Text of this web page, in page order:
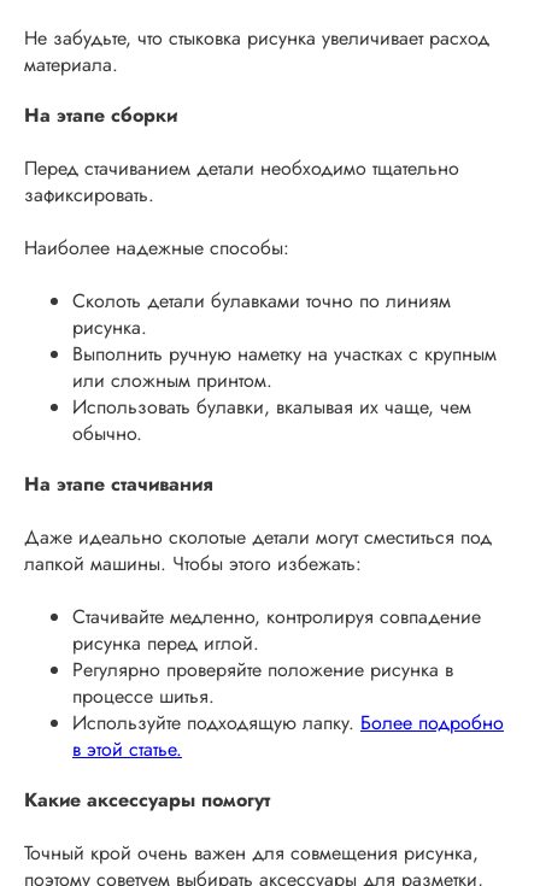
Не забудьте, что стыковка рисунка увеличивает расход
материала.
На этапе сборки
Перед стачиванием детали необходимо тщательно
зафиксировать.
Наиболее надежные способы:
Сколоть детали булавками точно по линиям
рисунка.
Выполнить ручную наметку на участках с крупным
или сложным принтом.
Использовать булавки, вкалывая их чаще, чем
обычно.
На этапе стачивания
Даже идеально сколотые детали могут сместиться под
лапкой машины. Чтобы этого избежать:
Стачивайте медленно, контролируя совпадение
рисунка перед иглой.
Регулярно проверяйте положение рисунка в
процессе шитья.
Используйте подходящую лапку. Более подробно
в этой статье.
Какие аксессуары помогут
Точный крой очень важен для совмещения рисунка,
поэтому советуем выбирать аксессуары для разметки,